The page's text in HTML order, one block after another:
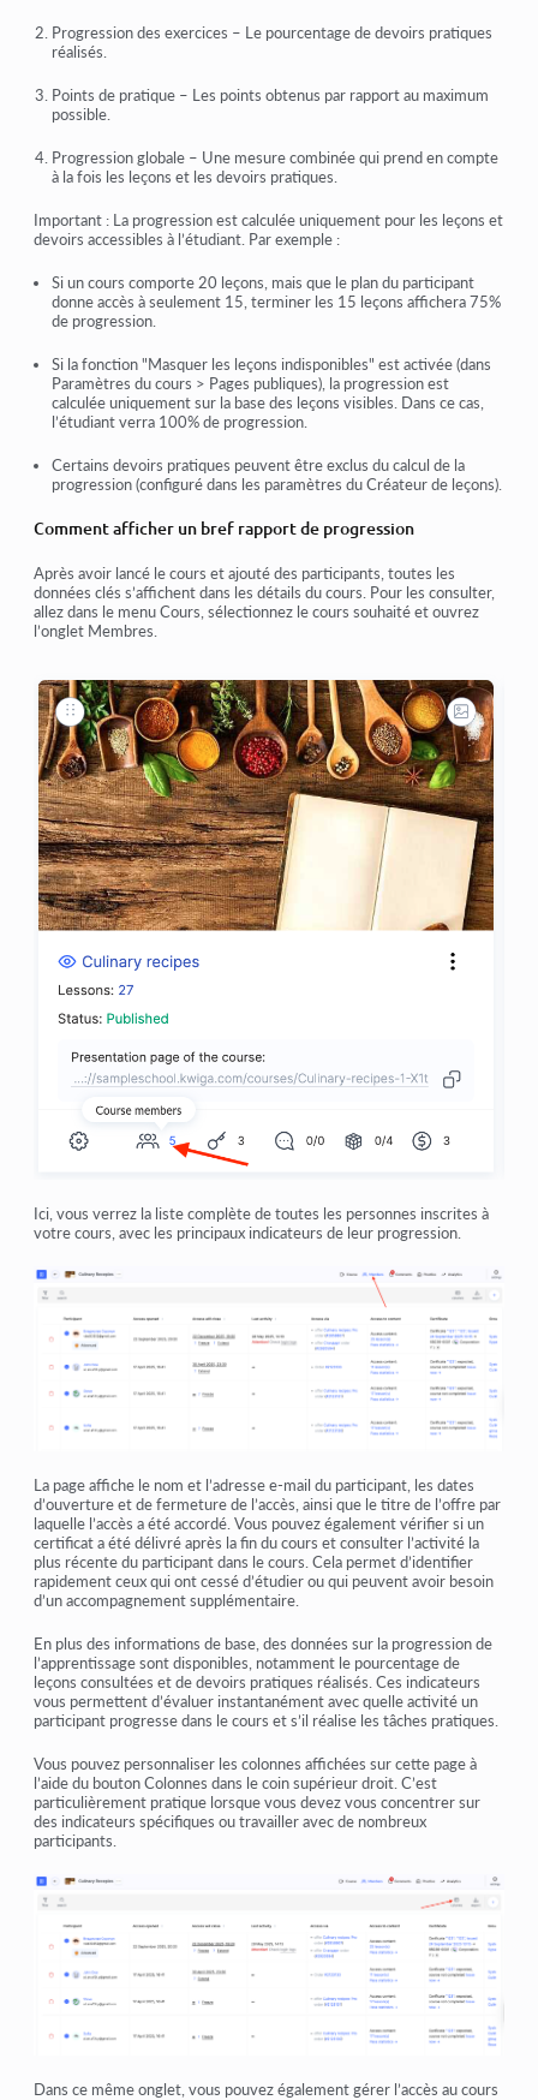
Progression des exercices – Le pourcentage dedevoirs pratiques
réalisés.
Points de pratique – Les points obtenus par rapport au maximum
possible.
Progression globale – Une mesure combinée qui prend en compte
à la fois les leçons et les devoirs pratiques
Important : La progression est calculée uniquement pour les leçons et
devoirs accessibles à l’étudiant . Par exemple :
Si un cours comporte 20 leçons , mais que le plan du participant
donne accès àseulement 15 , terminer les 15 leçons affichera75%
de progression
Si la fonction"Masquer les leçons indisponibles" est activée (dans
Paramètres du cours > Pages publiques), la progression est
calculée uniquement sur la base des leçons visibles. Dans ce cas,
l’étudiant verra 100% de progression
Certains devoirs pratiques peuvent être exclus du calcul de la
progression (configuré dans les paramètres du Créateur de leçons).
Comment afficher un bref rapport de progression
Après avoir lancé le cours et ajouté des participants, toutes les
données clés s’affichent dans les détails du cours. Pour les consulter,
allez dans le menuCours , sélectionnez le cours souhaité et ouvrez
l’onglet Membres
Ici, vous verrez la liste complète de toutes les personnes inscrites à
votre cours, avec les principaux indicateurs de leur progression.
La page affiche le nom et l’adresse e-mail du participant, les dates
d’ouverture et de fermeture de l’accès, ainsi que le titre de l’offre par
laquelle l’accès a été accordé. Vous pouvez également vérifier si un
certificat a été délivré après la fin du cours et consulter l’activité la
plus récente du participant dans le cours. Cela permet d’identifier
rapidement ceux qui ont cessé d’étudier ou qui peuvent avoir besoin
d’un accompagnement supplémentaire.
En plus des informations de base, des données sur la progression de
l’apprentissage sont disponibles, notamment le pourcentage de
leçons consultées et de devoirs pratiques réalisés. Ces indicateurs
vous permettent d’évaluer instantanément avec quelle activité un
participant progresse dans le cours et s’il réalise les tâches pratiques.
Vous pouvez personnaliser les colonnes affichées sur cette page à
l’aide du bouton Colonnes dans le coin supérieur droit. C’est
particulièrement pratique lorsque vous devez vous concentrer sur
des indicateurs spécifiques ou travailler avec de nombreux
participants.
Dans ce même onglet, vous pouvez également gérer l’accès au cours